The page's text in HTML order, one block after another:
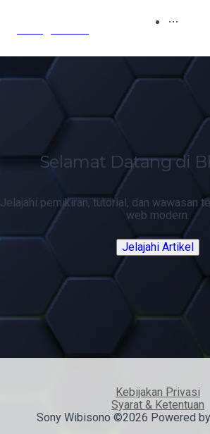
Selamat Datang di
Jelajahi pemikiran, tutorial, dan wawasan
web modern.
Jelajahi Artikel
Kebijakan Privasi
Syarat & Ketentuan
Sony Wibisono ©2026 Powered by